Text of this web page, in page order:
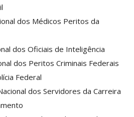
dos Médicos Peritos da
dos Oficiais de Inteligência
dos Peritos Criminais Federais
Federal
dos Servidores da Carreira